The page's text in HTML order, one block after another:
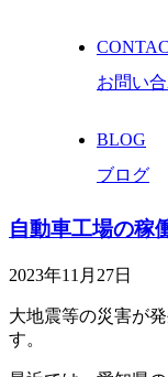
お問い
BLOG
ブログ
自動車工場の稼
2023年11月27日
大地震等の災害が
す。